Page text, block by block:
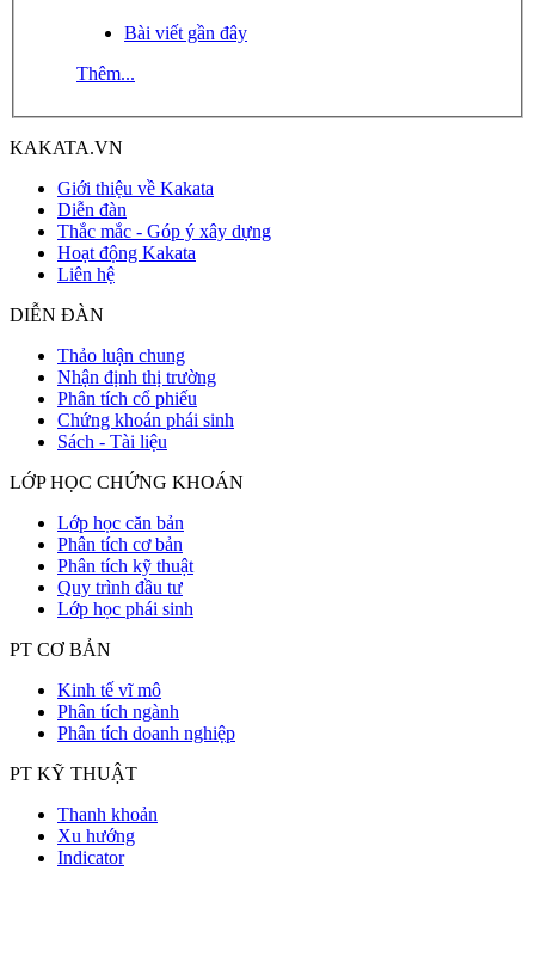
Bài viết gần đây
Thêm...
KAKATA.VN
Giới thiệu về Kakata
Diễn đàn
Thắc mắc - Góp ý xây dựng
Hoạt động Kakata
Liên hệ
DIỄN ĐÀN
Thảo luận chung
Nhận định thị trường
Phân tích cổ phiếu
Chứng khoán phái sinh
Sách - Tài liệu
LỚP HỌC CHỨNG KHOÁN
Lớp học căn bản
Phân tích cơ bản
Phân tích kỹ thuật
Quy trình đầu tư
Lớp học phái sinh
PT CƠ BẢN
Kinh tế vĩ mô
Phân tích ngành
Phân tích doanh nghiệp
PT KỸ THUẬT
Thanh khoản
Xu hướng
Indicator